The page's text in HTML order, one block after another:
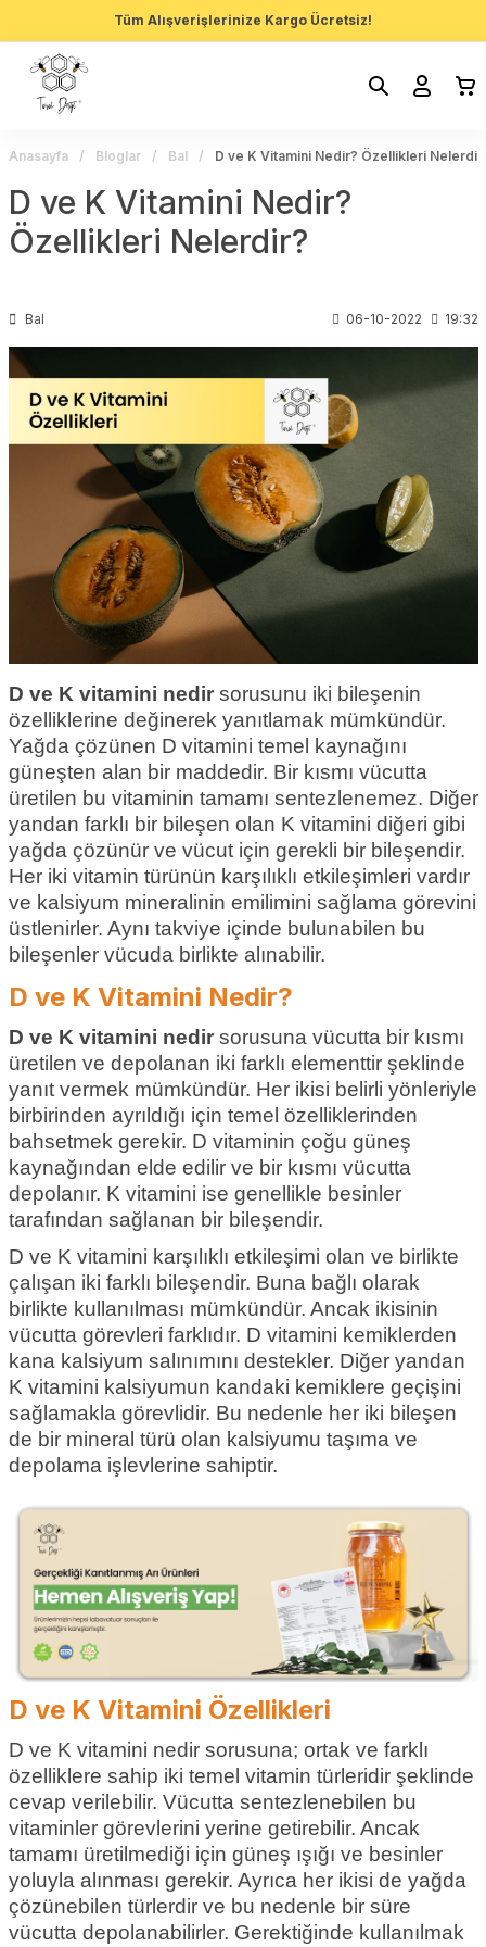
Tüm Alışverişlerinize Kargo Ücretsiz!
Anasayfa Bloglar Bal D ve K Vitamini Nedir? Özellikleri
D ve K Vitamini Nedir?
Özellikleri Nelerdir?
Bal 06-10-2022 19:32
D ve K vitamini nedir sorusunu iki bileşenin
özelliklerine değinerek yanıtlamak mümkündür.
Yağda çözünen D vitamini temel kaynağını
güneşten alan bir maddedir. Bir kısmı vücutta
üretilen bu vitaminin tamamı sentezlenemez. Diğer
yandan farklı bir bileşen olan K vitamini diğeri gibi
yağda çözünür ve vücut için gerekli bir bileşendir.
Her iki vitamin türünün karşılıklı etkileşimleri vardır
ve kalsiyum mineralinin emilimini sağlama görevini
üstlenirler. Aynı takviye içinde bulunabilen bu
bileşenler vücuda birlikte alınabilir.
D ve K Vitamini Nedir?
D ve K vitamini nedir sorusuna vücutta bir kısmı
üretilen ve depolanan iki farklı elementtir şeklinde
yanıt vermek mümkündür. Her ikisi belirli yönleriyle
birbirinden ayrıldığı için temel özelliklerinden
bahsetmek gerekir. D vitaminin çoğu güneş
kaynağından elde edilir ve bir kısmı vücutta
depolanır. K vitamini ise genellikle besinler
tarafından sağlanan bir bileşendir.
D ve K vitamini karşılıklı etkileşimi olan ve birlikte
çalışan iki farklı bileşendir. Buna bağlı olarak
birlikte kullanılması mümkündür. Ancak ikisinin
vücutta görevleri farklıdır. D vitamini kemiklerden
kana kalsiyum salınımını destekler. Diğer yandan
K vitamini kalsiyumun kandaki kemiklere geçişini
sağlamakla görevlidir. Bu nedenle her iki bileşen
de bir mineral türü olan kalsiyumu taşıma ve
depolama işlevlerine sahiptir.
D ve K Vitamini Özellikleri
D ve K vitamini nedir sorusuna; ortak ve farklı
özelliklere sahip iki temel vitamin türleridir şeklinde
cevap verilebilir. Vücutta sentezlenebilen bu
vitaminler görevlerini yerine getirebilir. Ancak
tamamı üretilmediği için güneş ışığı ve besinler
yoluyla alınması gerekir. Ayrıca her ikisi de yağda
çözünebilen türlerdir ve bu nedenle bir süre
vücutta depolanabilirler. Gerektiğinde kullanılmak